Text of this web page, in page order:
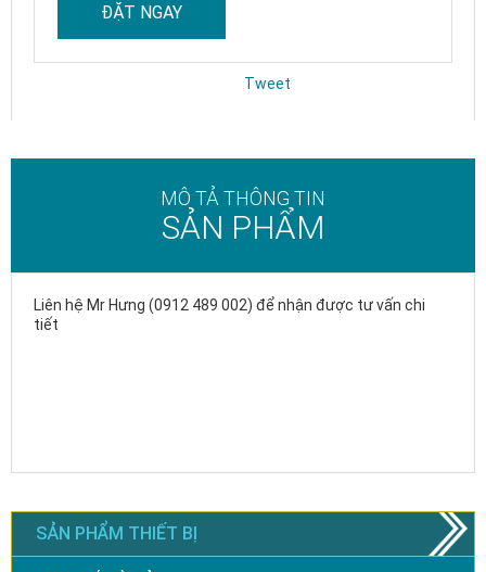
ĐẶT NGAY
Tweet
MÔ TẢ THÔNG TIN
SẢN PHẨM
Liên hệ Mr Hưng (0912 489 002) để nhận được tư vấn chi
tiết
SẢN PHẨM THIẾT BỊ